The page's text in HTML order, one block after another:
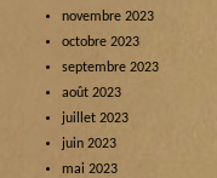
novembre 2023
octobre 2023
septembre 2023
août 2023
juillet 2023
juin 2023
mai 2023